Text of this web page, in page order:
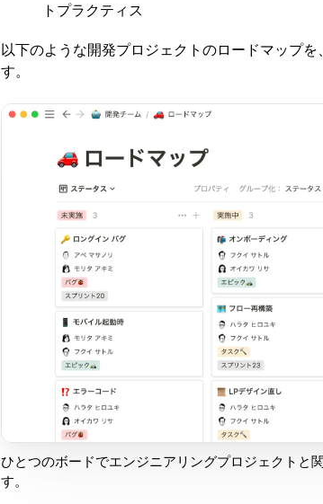
トプラクティス
以下のような開発プロジェクトのロードマップ
す。
ひとつのボードでエンジニアリングプロジェクトと
す。